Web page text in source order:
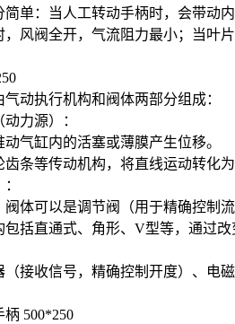
简单：当人工转动手柄时，会带动
，风阀全开，气流阻力最小；当叶
动执行机构和阀体两部分组成：
力源）：
气缸内的活塞或薄膜产生位移。
齿条等传动机构，将直线运动转化
阀体可以是调节阀（用于精确控制
包括直通式、角形、V型等，通过
（接收信号，精确控制开度）、电
500*250